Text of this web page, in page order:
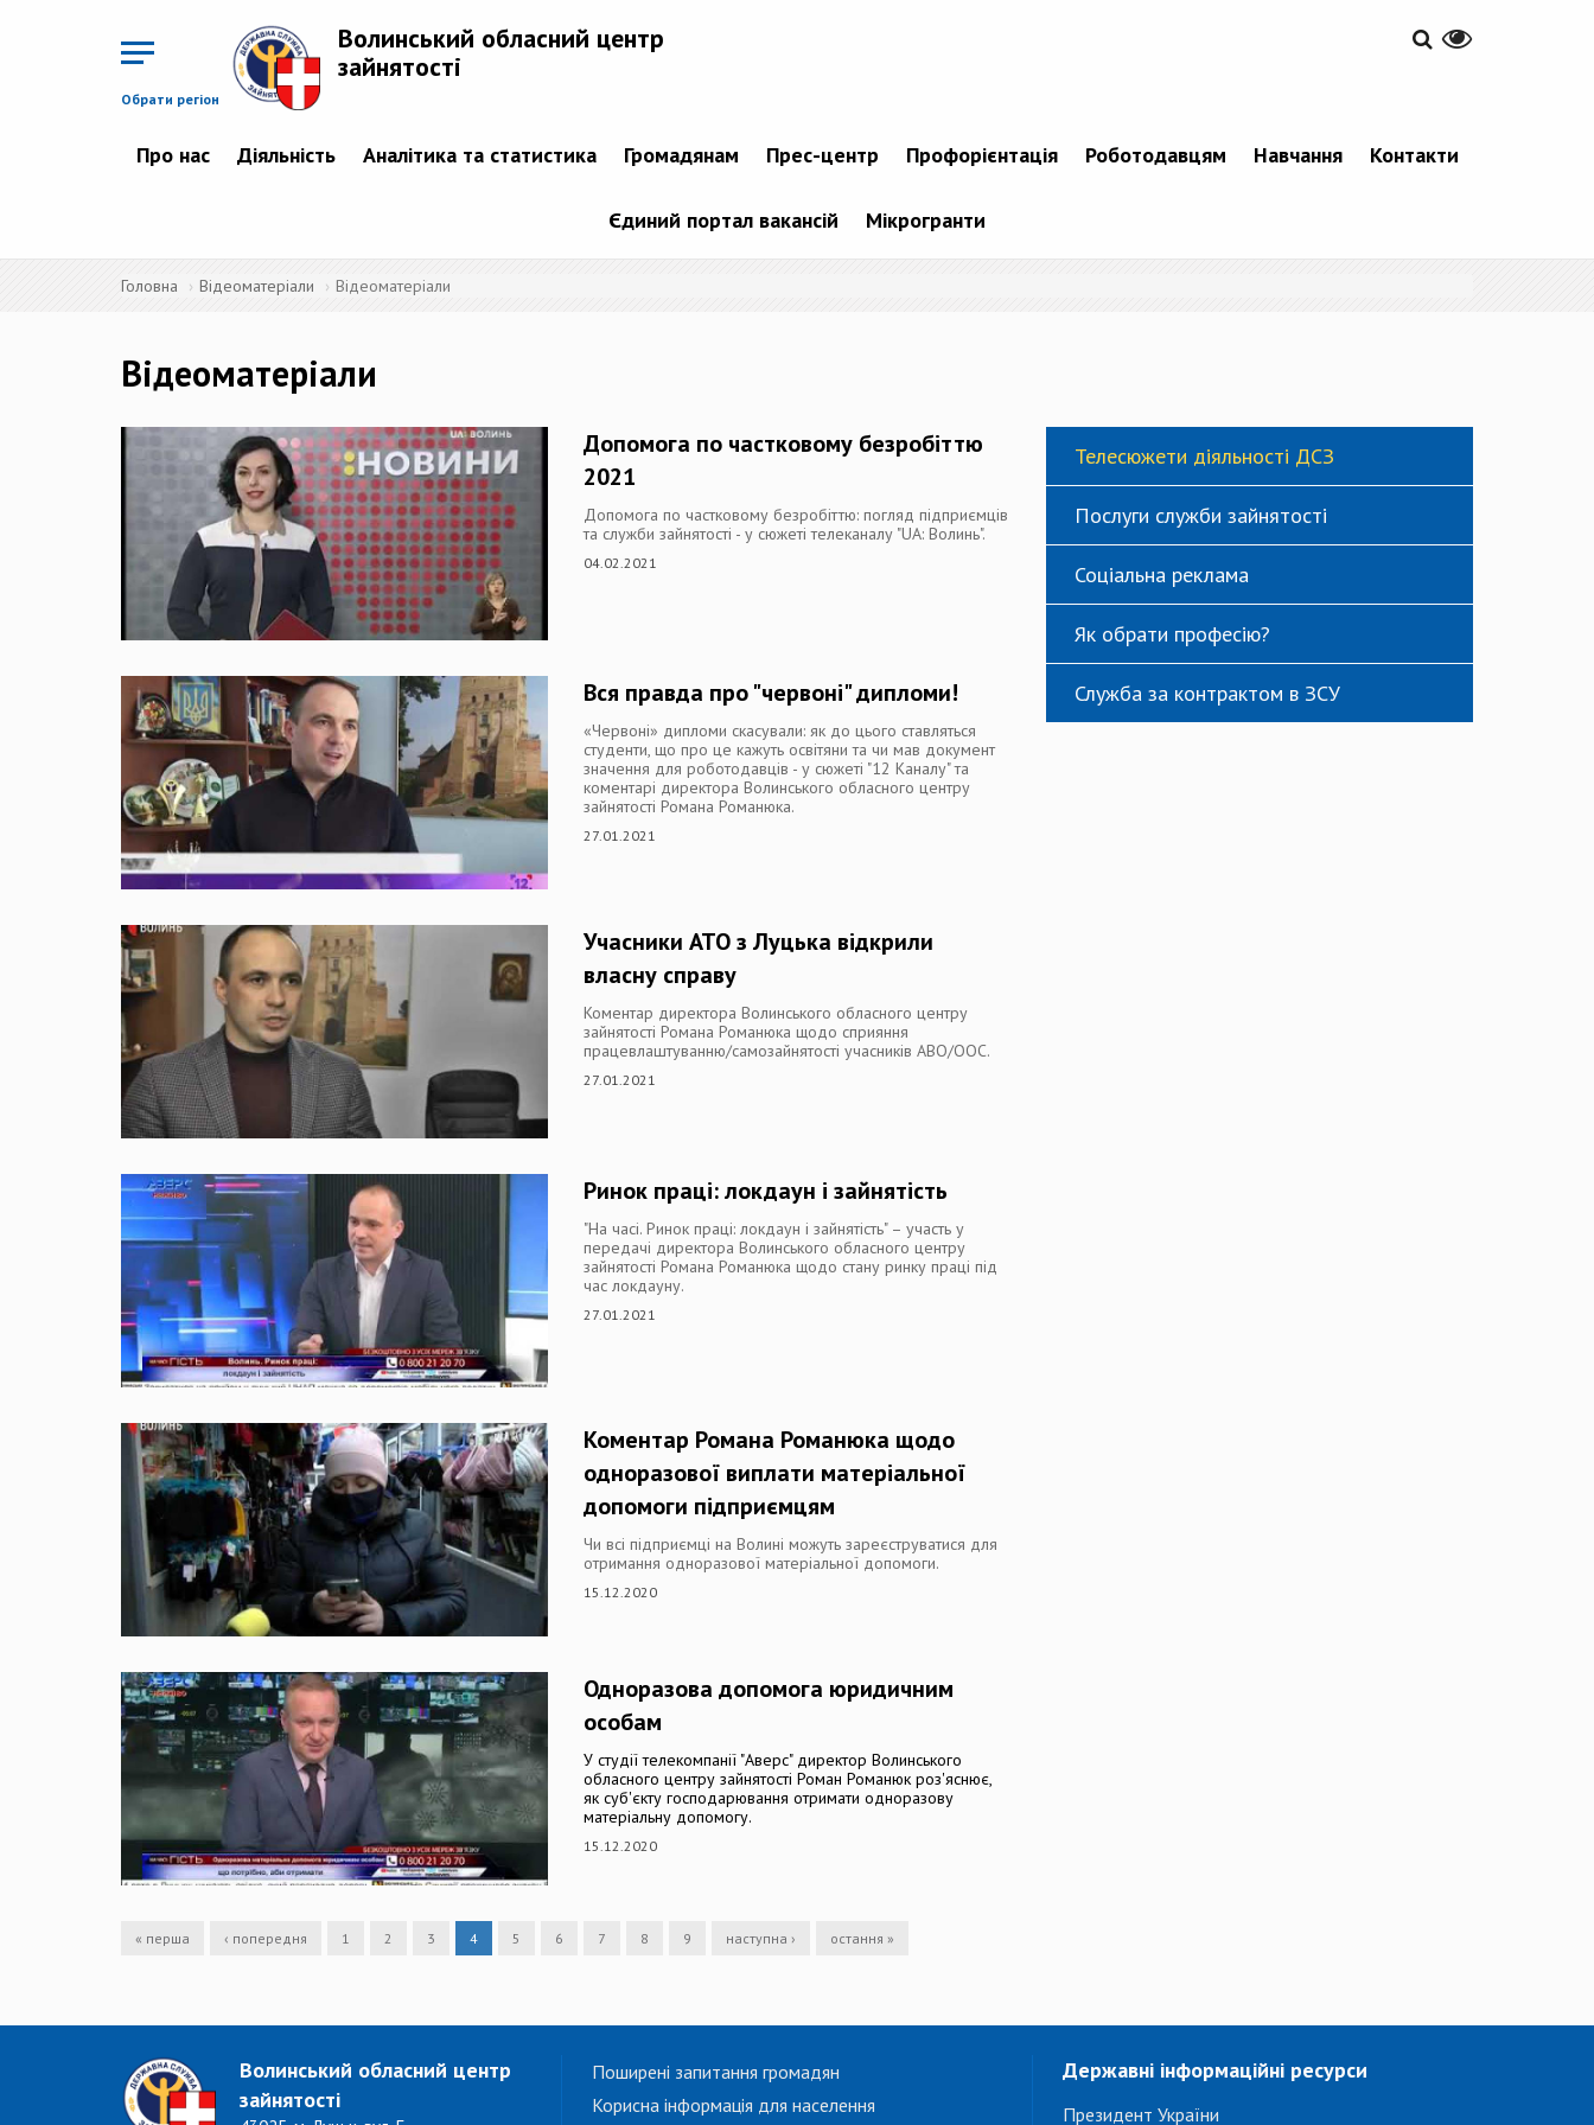
Обрати регіон
Волинський обласний центр
зайнятості
Про нас Діяльність Аналітика та статистика Громадянам Прес-центр Профорієнтація Роботодавцям Навчання Контакти
Єдиний портал вакансій Мікрогранти
Головна Відеоматеріали Відеоматеріали
Відеоматеріали
Допомога по частковому безробіттю
2021
Допомога по частковому безробіттю: погляд підприємців
та служби зайнятості - у сюжеті телеканалу "UA: Волинь".
04.02.2021
Вся правда про "червоні" дипломи!
«Червоні» дипломи скасували: як до цього ставляться
студенти, що про це кажуть освітяни та чи мав документ
значення для роботодавців - у сюжеті "12 Каналу" та
коментарі директора Волинського обласного центру
зайнятості Романа Романюка.
27.01.2021
Учасники АТО з Луцька відкрили
власну справу
Коментар директора Волинського обласного центру
зайнятості Романа Романюка щодо сприяння
працевлаштуванню/самозайнятості учасників АВО/ООС.
27.01.2021
Ринок праці: локдаун і зайнятість
"На часі. Ринок праці: локдаун і зайнятість" – участь у
передачі директора Волинського обласного центру
зайнятості Романа Романюка щодо стану ринку праці під
час локдауну.
27.01.2021
Коментар Романа Романюка щодо
одноразової виплати матеріальної
допомоги підприємцям
Чи всі підприємці на Волині можуть зареєструватися для
отримання одноразової матеріальної допомоги.
15.12.2020
Одноразова допомога юридичним
особам
У студії телекомпанії "Аверс" директор Волинського
обласного центру зайнятості Роман Романюк роз'яснює,
як суб'єкту господарювання отримати одноразову
матеріальну допомогу.
15.12.2020
« перша ‹ попередня 1 2 3 4 5 6 7 8 9 наступна › остання »
Телесюжети діяльності ДСЗ
Послуги служби зайнятості
Соціальна реклама
Як обрати професію?
Служба за контрактом в ЗСУ
Волинський обласний центр
зайнятості
Поширені запитання громадян
Корисна інформація для населення
Державні інформаційні ресурси
Президент України